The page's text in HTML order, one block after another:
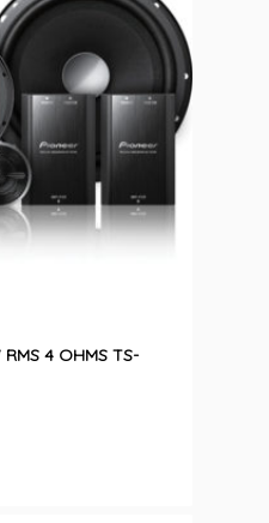
RMS 4 OHMS TS-